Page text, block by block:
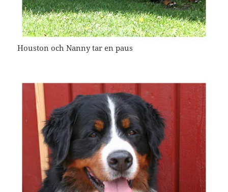
Houston och Nanny tar en paus